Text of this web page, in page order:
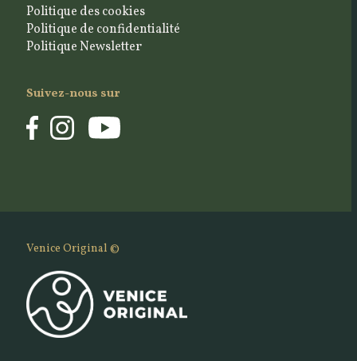
Politique des cookies
Politique de confidentialité
Politique Newsletter
Suivez-nous sur
Venice Original ©